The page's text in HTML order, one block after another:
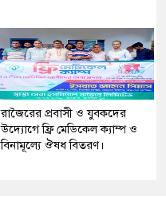
রাজৈরের‌ প্রবাসী ও যুবকদের
উদ্যোগে ফ্রি মেডিকেল ক্যাম্প ও
বিনামূল্যে ঔষধ বিতরণ।